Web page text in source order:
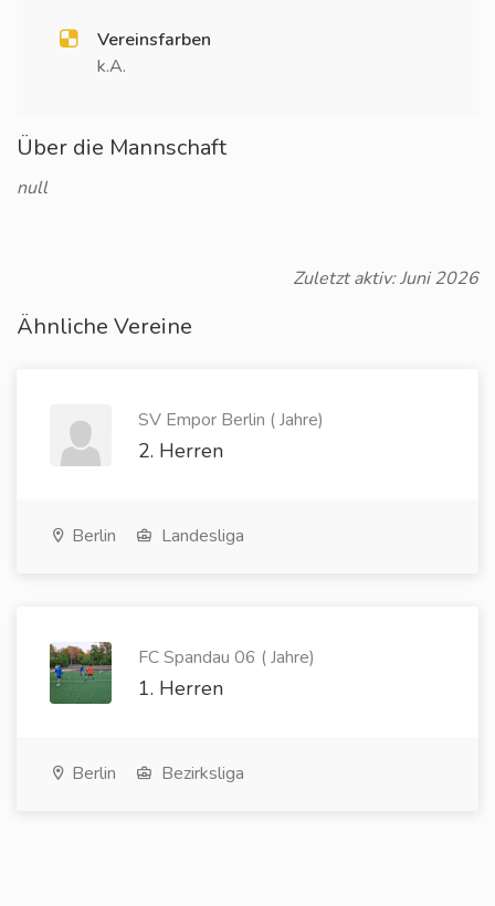
Vereinsfarben
k.A.
Über die Mannschaft
null
Zuletzt aktiv: Juni 2026
Ähnliche Vereine
SV Empor Berlin ( Jahre)
2. Herren
Berlin Landesliga
FC Spandau 06 ( Jahre)
1. Herren
Berlin Bezirksliga